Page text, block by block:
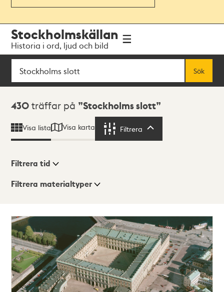
navigationen
huvudinnehållet
Stockholmskällan
Historia i ord, ljud och bild
Sök
Sök
Sökresultat
430 träffar på Stockholms slott
Visa lista Visa karta Filtrera
Visningsläge
Lista
Karta
Filtrera tid
Filtrera materialtyper
430träffar